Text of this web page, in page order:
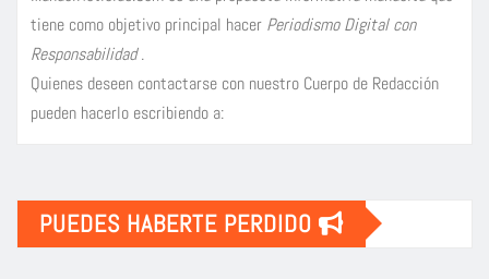
tiene como objetivo principal hacer Periodismo Digital con
Responsabilidad.
Quienes deseen contactarse con nuestro Cuerpo de Redacción
pueden hacerlo escribiendo a:
PUEDES HABERTE PERDIDO